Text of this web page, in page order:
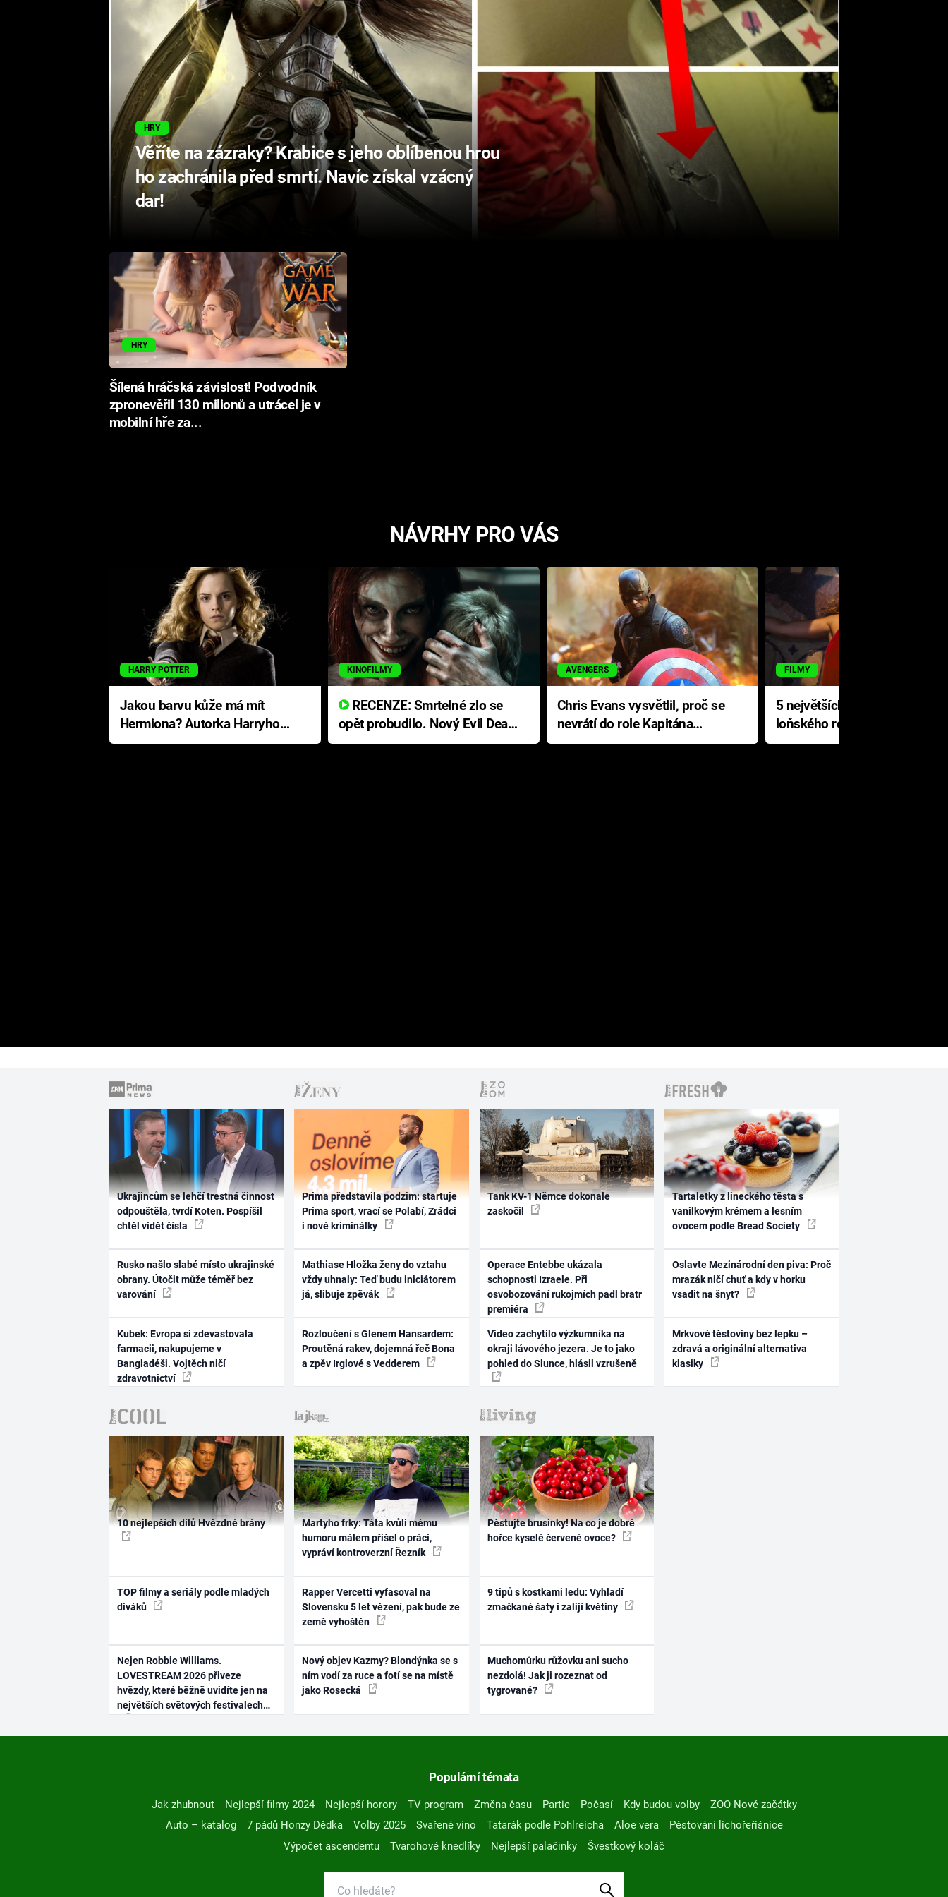
HRY
Věříte na zázraky? Krabice s jeho oblíbenou hrou
ho zachránila před smrtí. Navíc získal vzácný
dar!
HRY
Šílená hráčská závislost! Podvodník
zpronevěřil 130 milionů a utrácel je v
mobilní hře za...
NÁVRHY PRO VÁS
HARRY POTTER
Jakou barvu kůže má mít
Hermiona? Autorka Harryho
Pottera přišla s ráznou
KINOFILMY
RECENZE: Smrtelné zlo se
opět probudilo. Nový Evil Dead
přichází s neodolatelnou
AVENGERS
Chris Evans vysvětlil, proč se
nevrátí do role Kapitána
Ameriky
FILMY
5 největších propadáků
loňského roku: Disney na
jediné katastrofě prodělal 200
Ukrajincům se lehčí trestná činnost
odpouštěla, tvrdí Koten. Pospíšil
chtěl vidět čísla
Rusko našlo slabé místo ukrajinské
obrany. Útočit může téměř bez
varování
Kubek: Evropa si zdevastovala
farmacii, nakupujeme v
Bangladéši. Vojtěch ničí
zdravotnictví
Prima představila podzim: startuje
Prima sport, vrací se Polabí, Zrádci
i nové kriminálky
Mathiase Hložka ženy do vztahu
vždy uhnaly: Teď budu iniciátorem
já, slibuje zpěvák
Rozloučení s Glenem Hansardem:
Proutěná rakev, dojemná řeč Bona
a zpěv Irglové s Vedderem
Tank KV-1 Němce dokonale
zaskočil
Operace Entebbe ukázala
schopnosti Izraele. Při
osvobozování rukojmích padl bratr
premiéra
Video zachytilo výzkumníka na
okraji lávového jezera. Je to jako
pohled do Slunce, hlásil vzrušeně
Tartaletky z lineckého těsta s
vanilkovým krémem a lesním
ovocem podle Bread Society
Oslavte Mezinárodní den piva: Proč
mrazák ničí chuť a kdy v horku
vsadit na šnyt?
Mrkvové těstoviny bez lepku –
zdravá a originální alternativa
klasiky
10 nejlepších dílů Hvězdné brány
TOP filmy a seriály podle mladých
diváků
Nejen Robbie Williams.
LOVESTREAM 2026 přiveze
hvězdy, které běžně uvidíte jen na
největších světových festivalech
Martyho frky: Táta kvůli mému
humoru málem přišel o práci,
vypráví kontroverzní Řezník
Rapper Vercetti vyfasoval na
Slovensku 5 let vězení, pak bude ze
země vyhoštěn
Nový objev Kazmy? Blondýnka se s
ním vodí za ruce a fotí se na místě
jako Rosecká
Pěstujte brusinky! Na co je dobré
hořce kyselé červené ovoce?
9 tipů s kostkami ledu: Vyhladí
zmačkané šaty i zalijí květiny
Muchomůrku růžovku ani sucho
nezdolá! Jak ji rozeznat od
tygrované?
Populární témata
Jak zhubnout Nejlepší filmy 2024 Nejlepší horory TV program Změna času Partie Počasí Kdy budou volby
ZOO Nové začátky
Auto – katalog
7 pádů Honzy Dědka Volby 2025 Svařené víno Tatarák podle Pohlreicha Aloe vera
Pěstování lichořeřišnice
Výpočet ascendentu
Tvarohové knedlíky Nejlepší palačinky Švestkový koláč